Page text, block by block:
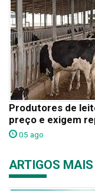
Produtores de
preço e exigem
05 ago
ARTIGOS